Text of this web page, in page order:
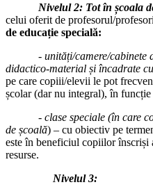
Nivelul 2: Tot în școala
celui oferit de profesorul/
de educație specială:
‑unități/camere/cabinete
didactico‑material și încadrate
pe care copiii/elevii le pot
școlar (dar nu integral), în funcție
‑clase speciale (în care
de școală) – cu obiectiv pe
este în beneficiul copiilor înscriși
resurse.
Nivelul 3: